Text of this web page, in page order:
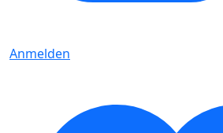
Anmelden